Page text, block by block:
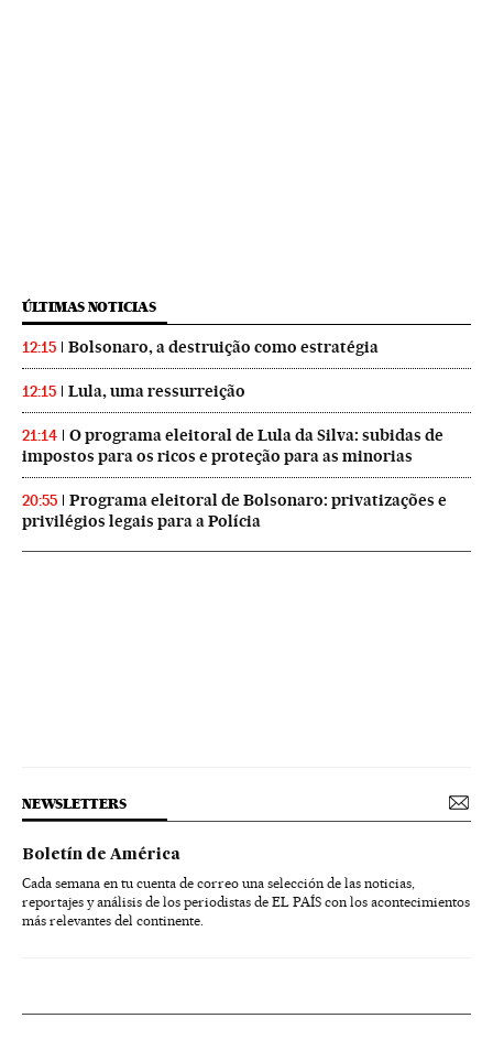
ÚLTIMAS NOTICIAS
12:15 Bolsonaro, a destruição como estratégia
12:15 Lula, uma ressurreição
21:14
O programa eleitoral de Lula da Silva: subidas de
impostos para os ricos e proteção para as minorias
20:55
Programa eleitoral de Bolsonaro: privatizações e
privilégios legais para a Polícia
NEWSLETTERS
Boletín de América
Cada semana en tu cuenta de correo una selección de las noticias,
reportajes y análisis de los periodistas de EL PAÍS con los acontecimientos
más relevantes del continente.